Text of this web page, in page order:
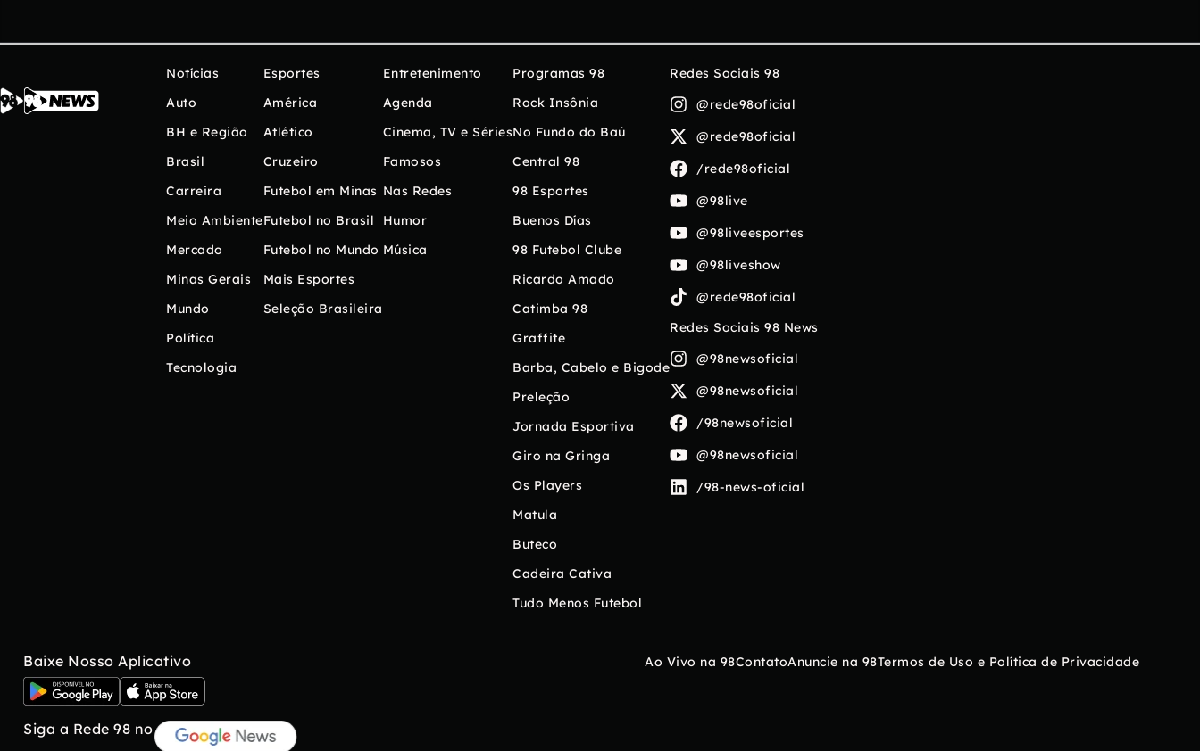
Notícias
Auto
BH e Região
Brasil
Carreira
Meio Ambiente
Mercado
Minas Gerais
Mundo
Política
Tecnologia
Esportes
América
Atlético
Cruzeiro
Futebol em Minas
Futebol no Brasil
Futebol no Mundo
Mais Esportes
Seleção Brasileira
Entretenimento
Agenda
Cinema, TV e Séries
Famosos
Nas Redes
Humor
Música
Programas 98
Rock Insônia
No Fundo do Baú
Central 98
98 Esportes
Buenos Días
98 Futebol Clube
Ricardo Amado
Catimba 98
Graffite
Barba, Cabelo e Bigode
Preleção
Jornada Esportiva
Giro na Gringa
Os Players
Matula
Buteco
Cadeira Cativa
Tudo Menos Futebol
Redes Sociais 98
@rede98oficial
@rede98oficial
/rede98oficial
@98live
@98liveesportes
@98liveshow
@rede98oficial
Redes Sociais 98 News
@98newsoficial
@98newsoficial
/98newsoficial
@98newsoficial
/98-news-oficial
Baixe Nosso Aplicativo
Siga a Rede 98 no
Ao Vivo na 98ContatoAnuncie na 98Termos de Uso e Política de Privacidade